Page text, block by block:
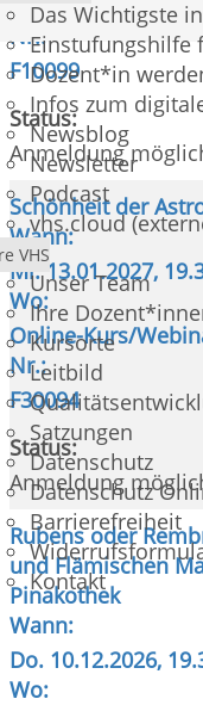
Das Wichtigste
Einstufungshilfe
Dozent*in
Infos zum
Newsblog
Newsletter
Podcast
vhs.cloud
VHS
Unser Team
Ihre
Kursorte
Leitbild
Satzungen
Datenschutz
Datenschutz
Barrierefreiheit
Kontakt
Online-Kurs/
Nr.:
F10099
Status:
Anmeldung
Schönheit der
Wann:
Mi.13.01.2027,
Wo:
Online-Kurs/
Nr.:
F30094
Status:
Anmeldung
Rubens oder
und Flämischen
Pinakothek
Wann:
Do. 10.12.2026,
Wo: